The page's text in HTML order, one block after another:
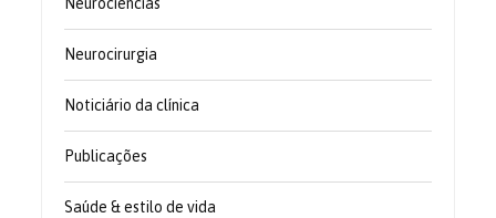
Neurociências
Neurocirurgia
Noticiário da clínica
Publicações
Saúde & estilo de vida